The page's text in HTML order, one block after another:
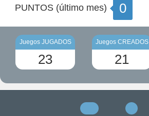
PUNTOS (último mes) 0
Juegos JUGADOS
23
Juegos CREADOS
21